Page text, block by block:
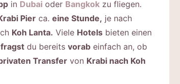
in Dubai oder Bangkok zu fliegen.
Pier ca. eine Stunde, je nach
Koh Lanta. Viele Hotels bieten einen
fragst du bereits vorab einfach an, ob
Transfer von Krabi nach Koh